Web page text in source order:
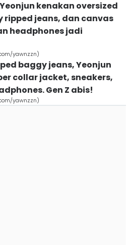
kenakan oversized
ripped jeans, dan canvas
headphones jadi
yawnzzn)
baggy jeans, Yeonjun
collar jacket, sneakers,
Gen Z abis!
yawnzzn)